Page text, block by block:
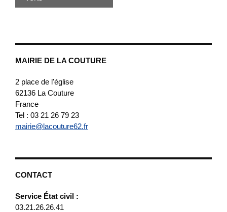
MAIRIE DE LA COUTURE
2 place de l'église
62136 La Couture
France
Tel : 03 21 26 79 23
mairie@lacouture62.fr
CONTACT
Service État civil :
03.21.26.26.41